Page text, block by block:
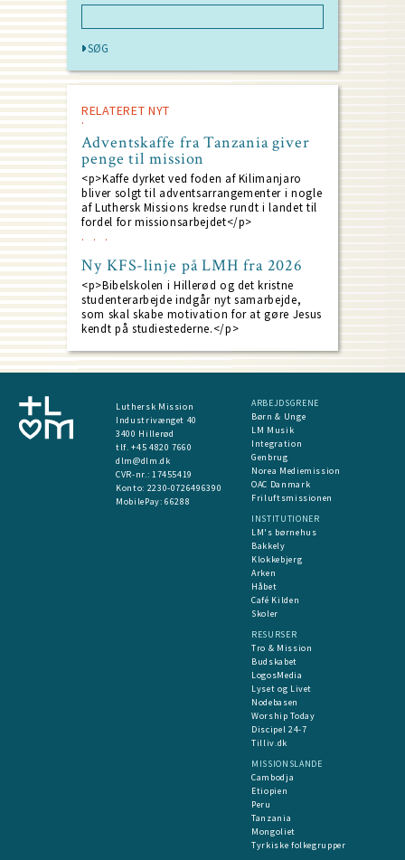
RELATERET NYT
Adventskaffe fra Tanzania giver
penge til mission
<p>Kaffe dyrket ved foden af Kilimanjaro
bliver solgt til adventsarrangementer i nogle
af Luthersk Missions kredse rundt i landet til
fordel for missionsarbejdet</p>
Ny KFS-linje på LMH fra 2026
<p>Bibelskolen i Hillerød og det kristne
studenterarbejde indgår nyt samarbejde,
som skal skabe motivation for at gøre Jesus
kendt på studiestederne.</p>
Luthersk Mission
Industrivænget 40
3400 Hillerød
tlf. +45 4820 7660
dlm@dlm.dk
CVR-nr.: 17455419
​Konto: 2230-0726496390
MobilePay:66288
ARBEJDSGRENE
Børn & Unge
LM Musik
Integration
Genbrug
Norea Mediemission
OAC Danmark
Friluftsmissionen
INSTITUTIONER
LM's børnehus
Bakkely
Klokkebjerg
Arken
Håbet
Café Kilden
Skoler
RESURSER
Tro & Mission
Budskabet
LogosMedia
Lyset og Livet
Nodebasen
Worship Today
Discipel 24-7
Tilliv.dk
MISSIONSLANDE
Cambodja
Etiopien
Peru
Tanzania
Mongoliet
Tyrkiske folkegrupper